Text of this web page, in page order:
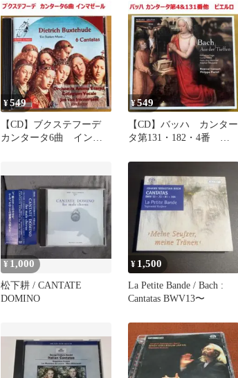
¥549
【CD】ブクステフーデ
カンタータ6曲 インマ
¥549
【CD】バッハ カンター
タ第131・182・4番 ピ
¥ 1,000
松下耕 / CANTATE
DOMINO
¥ 1,500
La Petite Bande / Bach :
Cantatas BWV13〜